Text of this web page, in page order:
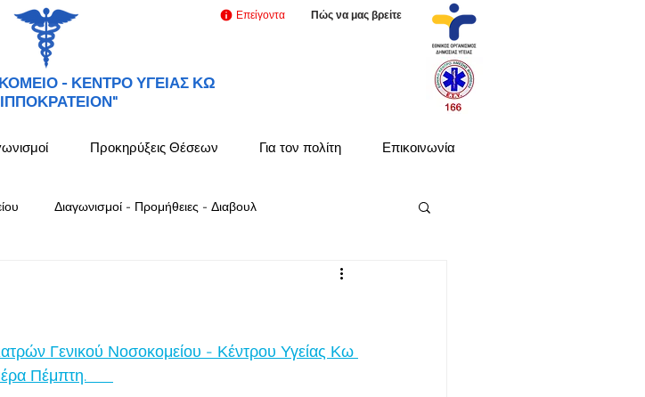
- ΚΕΝΤΡΟ ΥΓΕΙΑΣ ΚΩ
Επείγοντα Πώς να μας βρείτε
Προκηρύξεις Θέσεων Για τον πολίτη Επικοινωνία
Διαγωνισμοί - Προμήθειες - Διαβουλ
Γενικού Νοσοκομείου - Κέντρου Υγείας Κω
Πέμπτη.